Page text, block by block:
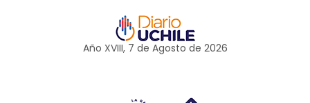
Año XVIII, 7 de Agosto de 2026